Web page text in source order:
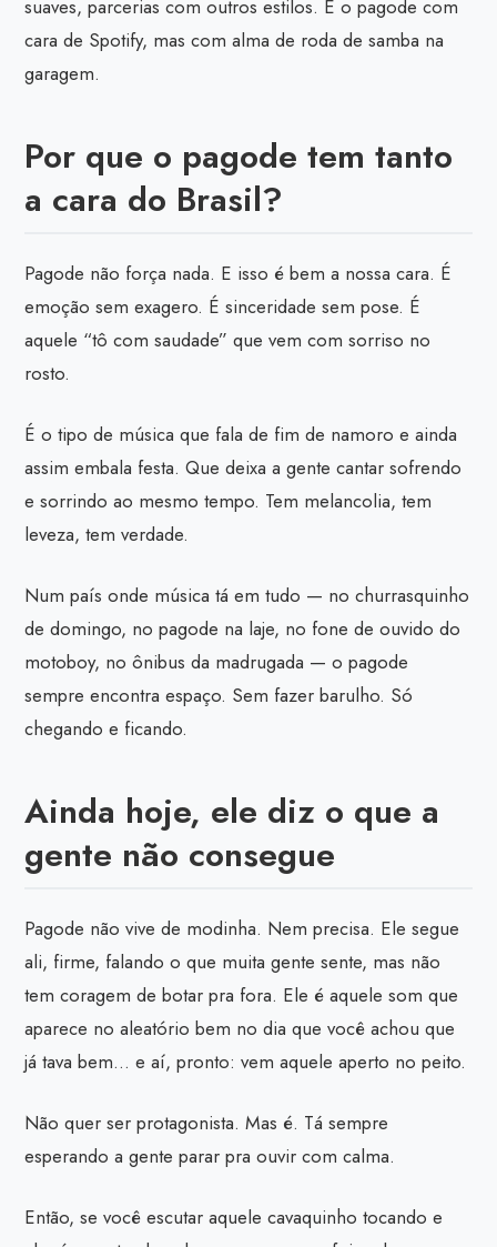
suaves, parcerias com outros estilos. É o pagode com
cara de Spotify, mas com alma de roda de samba na
garagem.
Por que o pagode tem tanto
a cara do Brasil?
Pagode não força nada. E isso é bem a nossa cara. É
emoção sem exagero. É sinceridade sem pose. É
aquele “tô com saudade” que vem com sorriso no
rosto.
É o tipo de música que fala de fim de namoro e ainda
assim embala festa. Que deixa a gente cantar sofrendo
e sorrindo ao mesmo tempo. Tem melancolia, tem
leveza, tem verdade.
Num país onde música tá em tudo — no churrasquinho
de domingo, no pagode na laje, no fone de ouvido do
motoboy, no ônibus da madrugada — o pagode
sempre encontra espaço. Sem fazer barulho. Só
chegando e ficando.
Ainda hoje, ele diz o que a
gente não consegue
Pagode não vive de modinha. Nem precisa. Ele segue
ali, firme, falando o que muita gente sente, mas não
tem coragem de botar pra fora. Ele é aquele som que
aparece no aleatório bem no dia que você achou que
já tava bem… e aí, pronto: vem aquele aperto no peito.
Não quer ser protagonista. Mas é. Tá sempre
esperando a gente parar pra ouvir com calma.
Então, se você escutar aquele cavaquinho tocando e